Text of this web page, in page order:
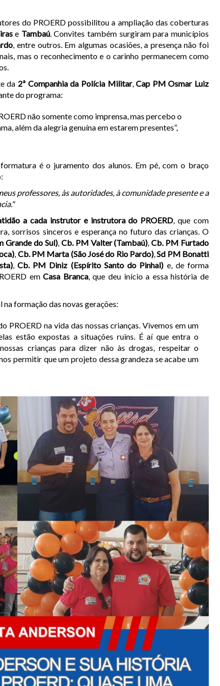
do PROERD possibilitou a ampliação das coberturas
e Tambaú. Convites também surgiram para municípios
, entre outros. Em algumas ocasiões, a presença não foi
mas o reconhecimento e o carinho permanecem como
da 2ª Companhia da Polícia Militar,Cap PM Osmar Luiz
do programa:
não somente como imprensa, mas percebo o
além da alegria genuína em estarem presentes”,
é o juramento dos alunos. Em pé, com o braço
professores, às autoridades, à comunidade presente e a
a cada instrutor e instrutora do PROERD, que com
sorrisos sinceros e esperança no futuro das crianças. O
Grande do Sul), Cb. PM Valter (Tambaú),Cb. PM Furtado
, Cb. PM Marta (São José do Rio Pardo),Sd PM Bonatti
,Cb. PM Diniz (Espírito Santo do Pinhal) e, de forma
emCasa Branca, que deu início a essa história de
formação das novas gerações:
PROERD na vida das nossas crianças. Vivemos em um
estão expostas a situações ruins. É aí que entra o
crianças para dizer não às drogas, respeitar o
permitir que um projeto dessa grandeza se acabe um